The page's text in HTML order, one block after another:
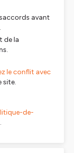
avant
de la
le conflit avec
site.
de-